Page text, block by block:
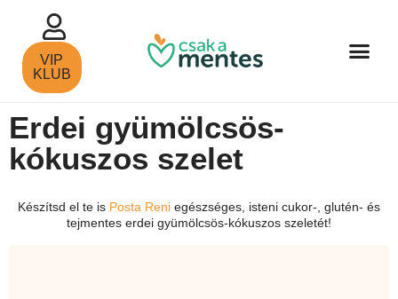
VIP
KLUB
Erdei gyümölcsös-
kókuszos szelet
Készítsd el te is Posta Reni egészséges, isteni cukor-, glutén- és
tejmentes erdei gyümölcsös-kókuszos szeletét!